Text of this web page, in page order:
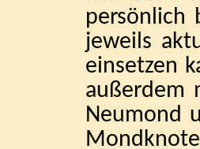
persönlich
jeweils
einsetzen
außerdem
Neumond